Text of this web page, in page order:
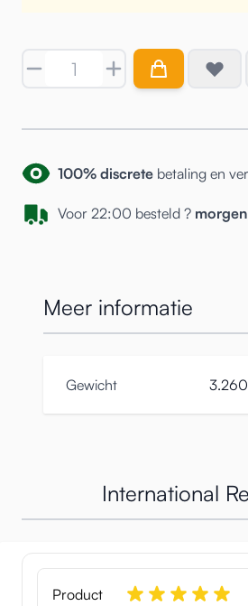
100% discrete betaling en
Voor 22:00 besteld ?
Meer informatie
Gewicht
International
Product